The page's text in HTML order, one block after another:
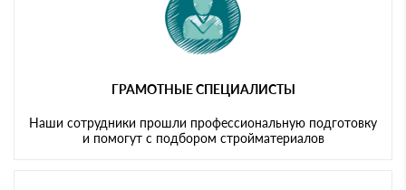
ГРАМОТНЫЕ СПЕЦИАЛИСТЫ
Наши сотрудники прошли профессиональную подготовку
и помогут с подбором стройматериалов